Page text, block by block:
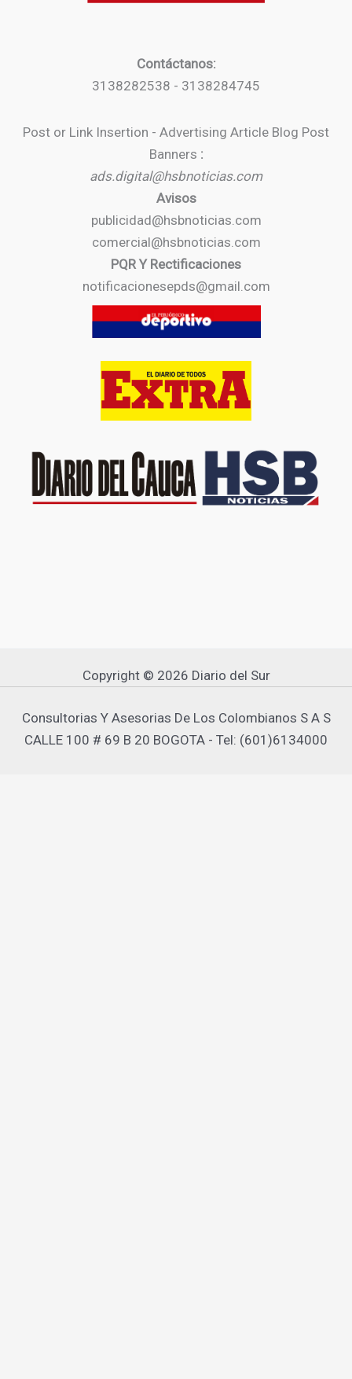
Contáctanos:
3138282538 - 3138284745
Post or Link Insertion - Advertising Article Blog Post
Banners :
ads.digital@hsbnoticias.com
Avisos
publicidad@hsbnoticias.com
comercial@hsbnoticias.com
PQR Y Rectificaciones
notificacionesepds@gmail.com
Copyright © 2026 Diario del Sur
Consultorias Y Asesorias De Los Colombianos S A S
CALLE 100 # 69 B 20 BOGOTA - Tel: (601)6134000